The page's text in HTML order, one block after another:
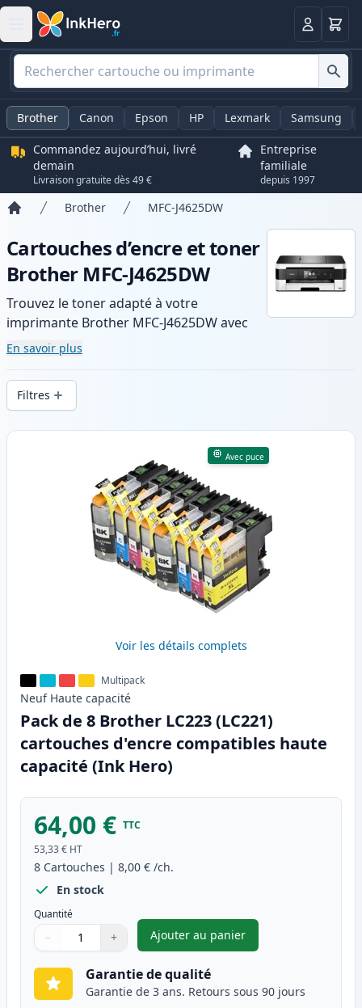
Panier
Brother Canon Epson HP Lexmark Samsung
Commandez aujourd’hui, livré
demain
Livraison gratuite dès 49 €
Entreprise
familiale
depuis 1997
Brother MFC-J4625DW
Cartouches d’encre et toner
Brother MFC-J4625DW
Trouvez le toner adapté à votre
imprimante Brother MFC-J4625DW avec
notre gamme de cartouches compatibles
et haute capacité. Profitez d’une qualité
d’impression constante et d’une livraison
rapide depuis un stock local en .
En savoir plus
Filtres
Produits
Avec puce
Voir les détails complets
Multipack
Neuf Haute capacité
Pack de 8 Brother LC223 (LC221)
cartouches d'encre compatibles haute
capacité (Ink Hero)
64,00 € TTC
53,33 € HT
8 Cartouches | 8,00 € /ch.
En stock
Quantité
Quantité
Utilisez les boutons pour ajuster
− +
Quantité
Ajouter au panier
,Pack de 8 Brother LC223
Garantie de qualité
Garantie de 3 ans. Retours sous 90 jours